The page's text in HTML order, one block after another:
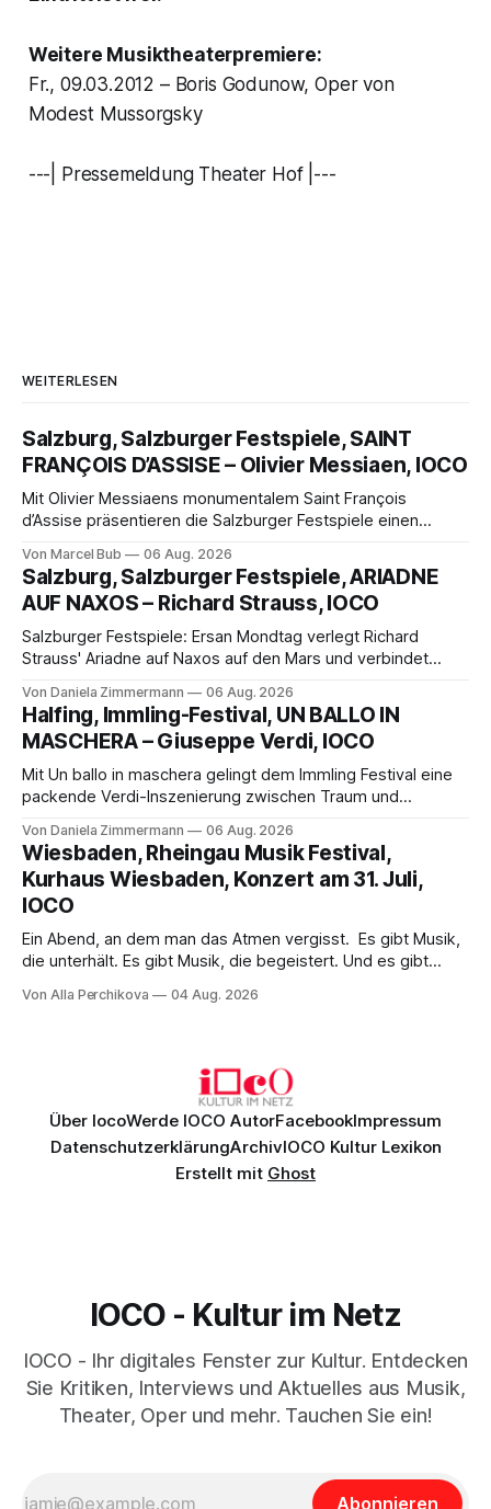
Weitere Musiktheaterpremiere:
Fr., 09.03.2012 – Boris Godunow, Oper von
Modest Mussorgsky
---| Pressemeldung Theater Hof |---
WEITERLESEN
Salzburg, Salzburger Festspiele, SAINT
FRANÇOIS D’ASSISE – Olivier Messiaen, IOCO
Mit Olivier Messiaens monumentalem Saint François
d’Assise präsentieren die Salzburger Festspiele einen
eine bildgewaltige Inszenierung, Maxime Pascal entfaltet
die komplexe Partitur eindrucksvoll, Philippe Sly berührt als
Franziskus.
Von Marcel Bub 06 Aug. 2026
Salzburg, Salzburger Festspiele, ARIADNE
AUF NAXOS – Richard Strauss, IOCO
Salzburger Festspiele: Ersan Mondtag verlegt Richard
Strauss' Ariadne auf Naxos auf den Mars und verbindet
Aufführung mit starken Solisten und den Wiener
Philharmonikern, szenisch bleibt der zweite Akt jedoch
hinter den Erwartungen zurück.
Von Daniela Zimmermann 06 Aug. 2026
Halfing, Immling-Festival, UN BALLO IN
MASCHERA – Giuseppe Verdi, IOCO
Mit Un ballo in maschera gelingt dem Immling Festival eine
packende Verdi-Inszenierung zwischen Traum und
psychologische Tiefe mit starken Bildern, getragen von
einem spielfreudigen Ensemble und einer musikalisch
überzeugenden Gesamtleistung.
Von Daniela Zimmermann 06 Aug. 2026
Wiesbaden, Rheingau Musik Festival,
Kurhaus Wiesbaden, Konzert am 31. Juli,
IOCO
Ein Abend, an dem man das Atmen vergisst. Es gibt Musik,
die unterhält. Es gibt Musik, die begeistert. Und es gibt
Genau so war der Abend im Kurhaus Wiesbaden, an dem
Von Alla Perchikova 04 Aug. 2026
Über IocoWerde IOCO AutorFacebookImpressum
DatenschutzerklärungArchivIOCO Kultur Lexikon
Erstellt mit Ghost
IOCO - Kultur im Netz
IOCO - Ihr digitales Fenster zur Kultur. Entdecken
Sie Kritiken, Interviews und Aktuelles aus Musik,
Theater, Oper und mehr. Tauchen Sie ein!
Abonnieren